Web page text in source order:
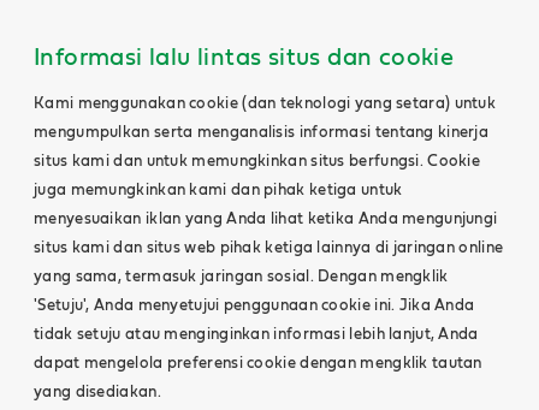
Informasi lalu lintas situs dan cookie
Kami menggunakan cookie (dan teknologi yang setara) untuk
mengumpulkan serta menganalisis informasi tentang kinerja
situs kami dan untuk memungkinkan situs berfungsi. Cookie
juga memungkinkan kami dan pihak ketiga untuk
menyesuaikan iklan yang Anda lihat ketika Anda mengunjungi
situs kami dan situs web pihak ketiga lainnya di jaringan online
yang sama, termasuk jaringan sosial. Dengan mengklik
'Setuju', Anda menyetujui penggunaan cookie ini. Jika Anda
tidak setuju atau menginginkan informasi lebih lanjut, Anda
dapat mengelola preferensi cookie dengan mengklik tautan
yang disediakan.